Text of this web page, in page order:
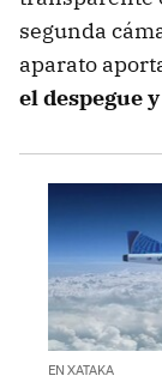
segunda
aparato
el despegue
EN XATAKA